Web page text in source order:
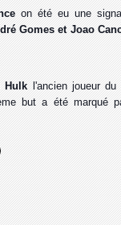
on été eu une
Gomes et Joao
Hulkl'ancien joueur du
but a été marqué